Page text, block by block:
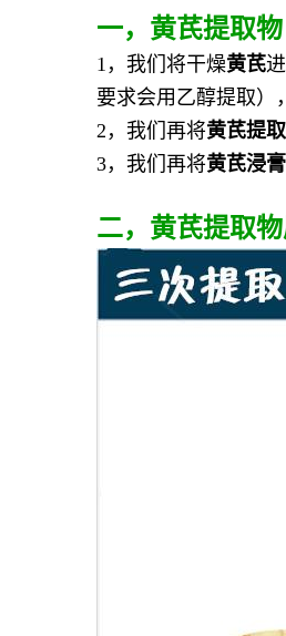
一， 黄芪提取
1，我们将干燥黄芪
要求会用乙醇提取）
2，我们再将黄芪提
3，我们再将黄芪浸膏
二，黄芪提取物